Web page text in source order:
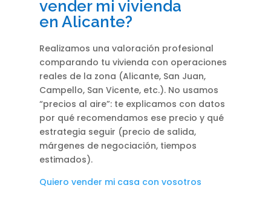
vender mi vivienda
en Alicante?
Realizamos una valoración profesional
comparando tu vivienda con operaciones
reales de la zona (Alicante, San Juan,
Campello, San Vicente, etc.). No usamos
“precios al aire”: te explicamos con datos
por qué recomendamos ese precio y qué
estrategia seguir (precio de salida,
márgenes de negociación, tiempos
estimados).
Quiero vender mi casa con vosotros